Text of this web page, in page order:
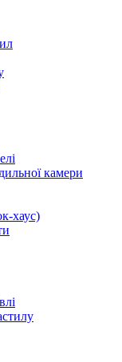
камери
хаус)